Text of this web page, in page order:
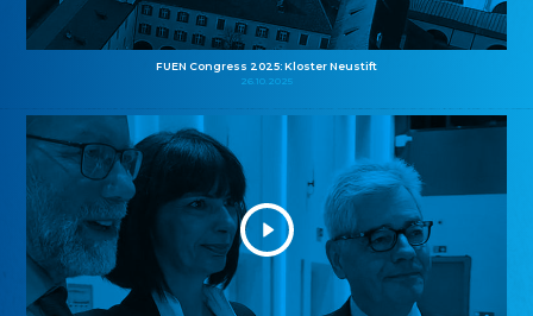
FUEN Congress 2025: Kloster Neustift
26.10.2025